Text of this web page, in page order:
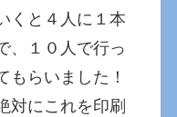
くと４人に１本
、１０人で行っ
もらいました！
対にこれを印刷